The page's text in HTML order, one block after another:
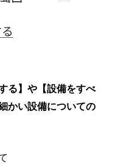
る】や【設備をすべ
かい設備についての